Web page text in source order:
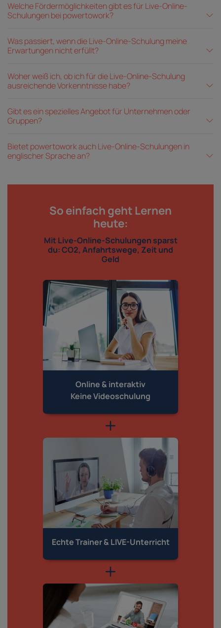
Welche Fördermöglichkeiten gibt es für Live-Online-
Schulungen bei powertowork?
Was passiert, wenn die Live-Online-Schulung meine
Erwartungen nicht erfüllt?
Woher weiß ich, ob ich für die Live-Online-Schulung
ausreichende Vorkenntnisse habe?
Gibt es ein spezielles Angebot für Unternehmen oder
Gruppen?
Bietet powertowork auch Live-Online-Schulungen in
englischer Sprache an?
So einfach geht Lernen
heute:
Mit Live-Online-Schulungen sparst
du: CO2, Anfahrtswege, Zeit und
Geld
Online & interaktiv
Keine Videoschulung
Echte Trainer & LIVE-Unterricht